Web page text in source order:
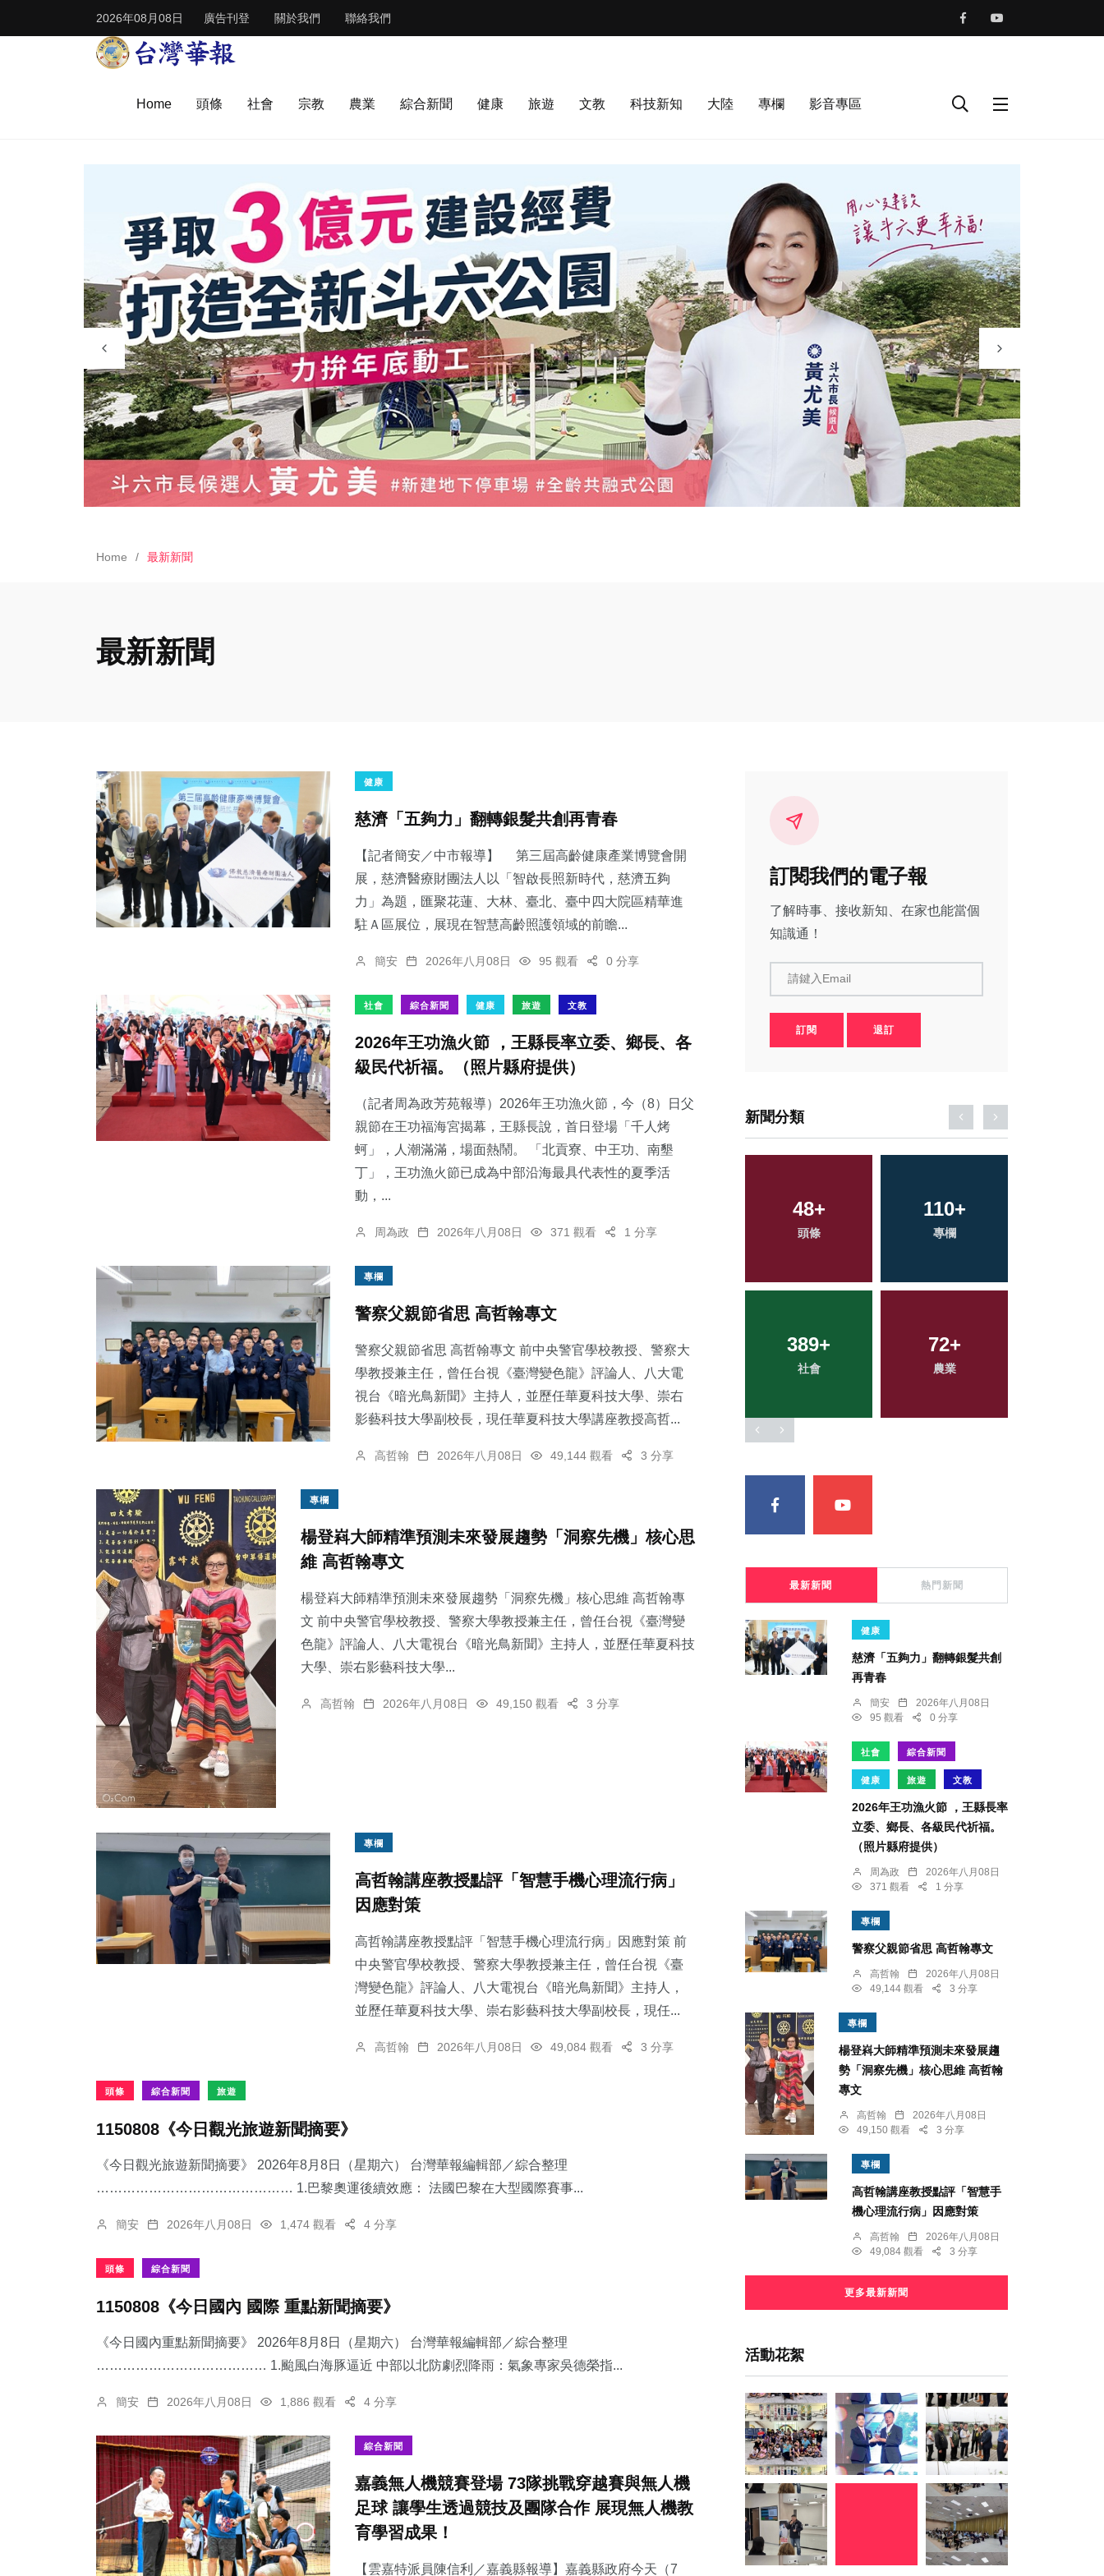
2026年08月08日 廣告刊登 關於我們 聯絡我們
Home 頭條 社會 宗教 農業 綜合新聞 健康 旅遊 文教 科技新知 大陸 專欄 影音專區
Home 最新新聞
最新新聞
健康
慈濟「五夠力」翻轉銀髮共創再青春
【記者簡安／中市報導】 第三屆高齡健康產業博覽會開
展，慈濟醫療財團法人以「智啟長照新時代，慈濟五夠
力」為題，匯聚花蓮、大林、臺北、臺中四大院區精華進
駐Ａ區展位，展現在智慧高齡照護領域的前瞻...
簡安 2026年八月08日 95 觀看 0 分享
社會 綜合新聞 健康 旅遊 文教
2026年王功漁火節 ，王縣長率立委、鄉長、各
級民代祈福。（照片縣府提供）
（記者周為政芳苑報導）2026年王功漁火節，今（8）日父
親節在王功福海宮揭幕，王縣長說，首日登場「千人烤
蚵」，人潮滿滿，場面熱鬧。 「北貢寮、中王功、南墾
丁」，王功漁火節已成為中部沿海最具代表性的夏季活
動，...
周為政 2026年八月08日 371 觀看 1 分享
專欄
警察父親節省思 高哲翰專文
警察父親節省思 高哲翰專文 前中央警官學校教授、警察大
學教授兼主任，曾任台視《臺灣變色龍》評論人、八大電
視台《暗光鳥新聞》主持人，並歷任華夏科技大學、崇右
影藝科技大學副校長，現任華夏科技大學講座教授高哲...
高哲翰 2026年八月08日 49,144 觀看 3 分享
專欄
楊登嵙大師精準預測未來發展趨勢「洞察先機」核心思
維 高哲翰專文
楊登嵙大師精準預測未來發展趨勢「洞察先機」核心思維 高哲翰專
文 前中央警官學校教授、警察大學教授兼主任，曾任台視《臺灣變
色龍》評論人、八大電視台《暗光鳥新聞》主持人，並歷任華夏科技
大學、崇右影藝科技大學...
高哲翰 2026年八月08日 49,150 觀看 3 分享
專欄
高哲翰講座教授點評「智慧手機心理流行病」
因應對策
高哲翰講座教授點評「智慧手機心理流行病」因應對策 前
中央警官學校教授、警察大學教授兼主任，曾任台視《臺
灣變色龍》評論人、八大電視台《暗光鳥新聞》主持人，
並歷任華夏科技大學、崇右影藝科技大學副校長，現任...
高哲翰 2026年八月08日 49,084 觀看 3 分享
頭條 綜合新聞 旅遊
1150808《今日觀光旅遊新聞摘要》
《今日觀光旅遊新聞摘要》 2026年8月8日（星期六） 台灣華報編輯部／綜合整理
……………………………………… 1.​巴黎奧運後續效應： 法國巴黎在大型國際賽事...
簡安 2026年八月08日 1,474 觀看 4 分享
頭條 綜合新聞
1150808《今日國內 國際 重點新聞摘要》
《今日國內重點新聞摘要》 2026年8月8日（星期六） 台灣華報編輯部／綜合整理
………………………………… 1.颱風白海豚逼近 中部以北防劇烈降雨：​氣象專家吳德榮指...
簡安 2026年八月08日 1,886 觀看 4 分享
綜合新聞
嘉義無人機競賽登場 73隊挑戰穿越賽與無人機
足球 讓學生透過競技及團隊合作 展現無人機教
育學習成果！
【雲嘉特派員陳信利／嘉義縣報導】嘉義縣政府今天（7
訂閱我們的電子報
了解時事、接收新知、在家也能當個
知識通！
請鍵入Email
訂閱 退訂
新聞分類
210+
健康
大陸
65 +
宗教
頭條
389+
社會
72+
農業
670+
綜合新聞
32+
科技新知
229+
文教
208+
健康
最新新聞 熱門新聞
健康
慈濟「五夠力」翻轉銀髮共創
再青春
簡安
2026年八月08日
95 觀看
0 分享
社會 綜合新聞
健康 旅遊 文教
2026年王功漁火節 ，王縣長率
立委、鄉長、各級民代祈福。
（照片縣府提供）
周為政
2026年八月08日
371 觀看
1 分享
專欄
警察父親節省思 高哲翰專文
高哲翰
2026年八月08日
49,144 觀看
3 分享
專欄
楊登嵙大師精準預測未來發展趨
勢「洞察先機」核心思維 高哲翰
專文
高哲翰
2026年八月08日
49,150 觀看
3 分享
專欄
高哲翰講座教授點評「智慧手
機心理流行病」因應對策
高哲翰
2026年八月08日
49,084 觀看
3 分享
更多最新新聞
活動花絮